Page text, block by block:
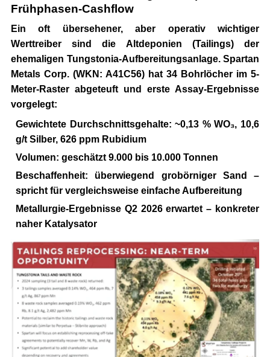
Frühphasen-Cashflow
Ein oft übersehener, aber operativ wichtiger
Werttreiber sind die Altdeponien (Tailings) der
ehemaligen Tungstonia-Aufbereitungsanlage. Spartan
Metals Corp. (WKN: A41C56) hat 34 Bohrlöcher im 5-
Meter-Raster abgeteuft und erste Assay-Ergebnisse
vorgelegt:
Gewichtete Durchschnittsgehalte:~0,13 % WO₃, 10,6
g/t Silber, 626 ppm Rubidium
Volumen: geschätzt 9.000 bis 10.000 Tonnen
Beschaffenheit: überwiegend grobörniger Sand –
spricht für vergleichsweise einfache Aufbereitung
Metallurgie-Ergebnisse Q2 2026 erwartet– konkreter
naher Katalysator